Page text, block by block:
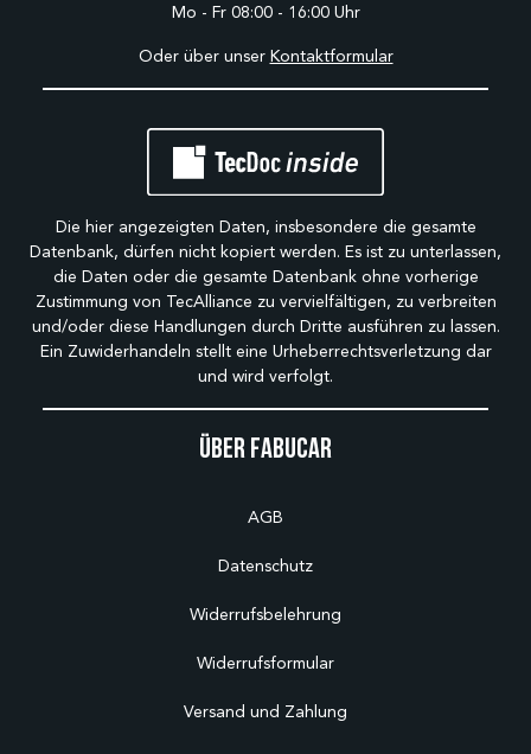
Über Fabucar
AGB
Datenschutz
Widerrufsbelehrung
Widerrufsformular
Versand und Zahlung
Mo - Fr 08:00 - 16:00 Uhr
Oder über unser Kontaktformular
Die hier angezeigten Daten, insbesondere die gesamte
Datenbank, dürfen nicht kopiert werden. Es ist zu unterlassen,
die Daten oder die gesamte Datenbank ohne vorherige
Zustimmung von TecAlliance zu vervielfältigen, zu verbreiten
und/oder diese Handlungen durch Dritte ausführen zu lassen.
Ein Zuwiderhandeln stellt eine Urheberrechtsverletzung dar
und wird verfolgt.